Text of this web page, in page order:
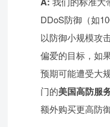
DDoS防御（如
以防御小规模攻
偏爱的目标，如
预期可能遭受大
门的美国高防服
额外购买更高防